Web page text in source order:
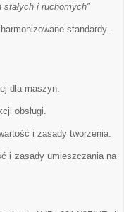
stałych i ruchomych"
standardy -
dla maszyn.
obsługi.
i zasady tworzenia.
i zasady umieszczania na